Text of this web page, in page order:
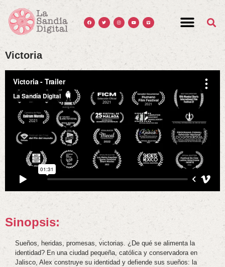
Victoria
Sinopsis:
Sueños, heridas, promesas, victorias. ¿De qué se alimenta la
identidad? En una ciudad pequeña, católica y conservadora en
Jalisco, Alex construye su identidad y defiende sus sueños: la